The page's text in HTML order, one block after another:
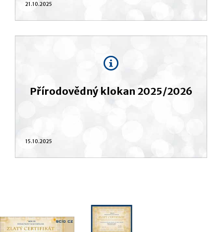
21.10.2025
Přírodovědný klokan 2025/2026
15.10.2025